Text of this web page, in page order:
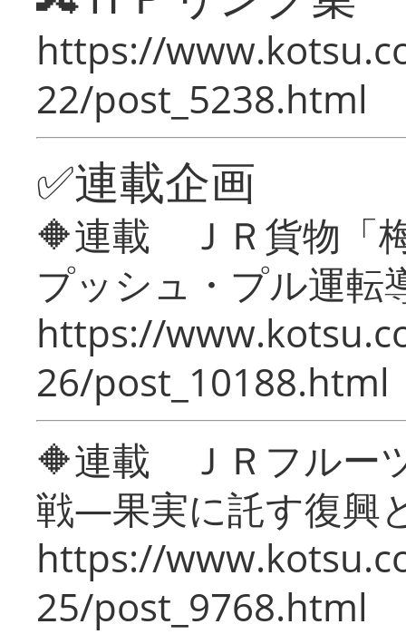
https://
22/post_5238.html
✅連載企画
🔶連載 ＪＲ貨物「
プッシュ・プル運転
https://
26/post_10188.html
🔶連載 ＪＲフルー
戦―果実に託す復興
https://
25/post_9768.html